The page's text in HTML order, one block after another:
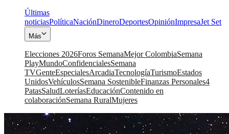
Últimas
noticiasPolíticaNaciónDineroDeportesOpiniónImpresaJet Set
Más
Elecciones 2026Foros SemanaMejor ColombiaSemana
PlayMundoConfidencialesSemana
TVGenteEspecialesArcadiaTecnologíaTurismoEstados
UnidosVehículosSemana SostenibleFinanzas Personales4
PatasSaludLoteríasEducaciónContenido en
colaboraciónSemana RuralMujeres